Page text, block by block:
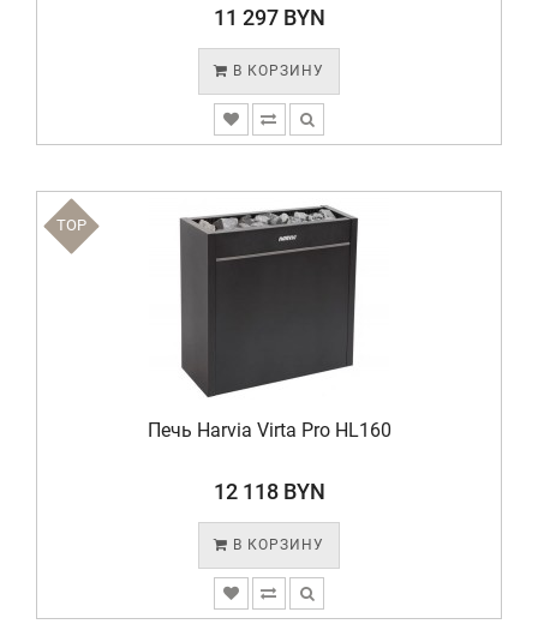
11 297 BYN
В КОРЗИНУ
TOP
Печь Harvia Virta Pro HL160
12 118 BYN
В КОРЗИНУ